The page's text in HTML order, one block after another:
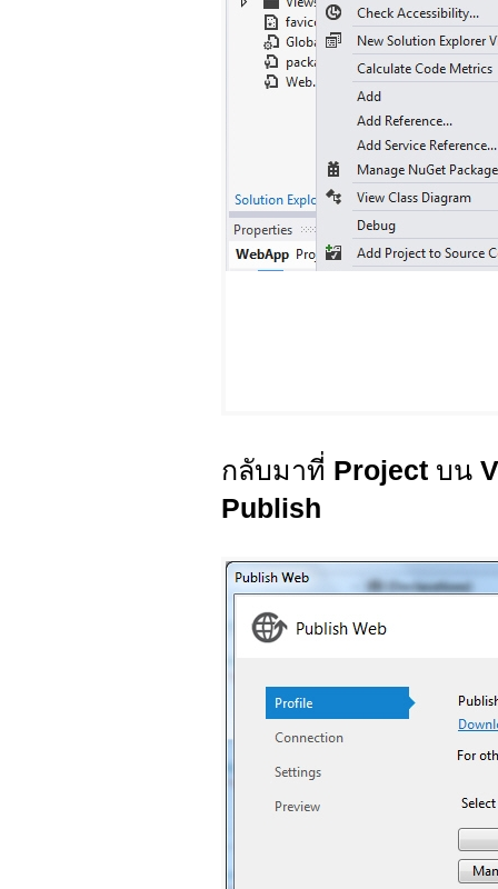
กลับมาที่ Project บน
Publish